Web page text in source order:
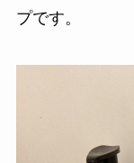
プです。